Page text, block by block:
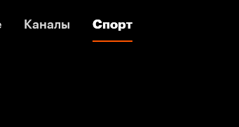
Каналы Спорт
Каналы Спорт